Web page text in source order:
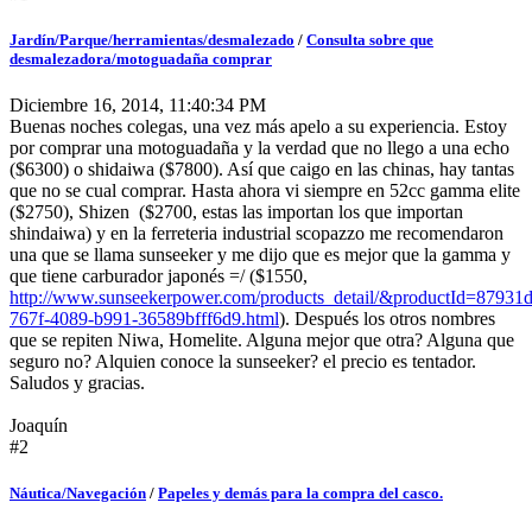
Jardín/Parque/herramientas/desmalezado / Consulta sobre que
desmalezadora/motoguadaña comprar
Diciembre 16, 2014, 11:40:34 PM
Buenas noches colegas, una vez más apelo a su experiencia. Estoy
por comprar una motoguadaña y la verdad que no llego a una echo
($6300) o shidaiwa ($7800). Así que caigo en las chinas, hay tantas
que no se cual comprar. Hasta ahora vi siempre en 52cc gamma elite
($2750), Shizen ($2700, estas las importan los que importan
shindaiwa) y en la ferreteria industrial scopazzo me recomendaron
una que se llama sunseeker y me dijo que es mejor que la gamma y
que tiene carburador japonés =/ ($1550,
http://www.sunseekerpower.com/products_detail/
767f-4089-b991-36589bfff6d9.html). Después los otros nombres
que se repiten Niwa, Homelite. Alguna mejor que otra? Alguna que
seguro no? Alquien conoce la sunseeker? el precio es tentador.
Saludos y gracias.
Joaquín
#2
Náutica/Navegación / Papeles y demás para la compra del casco.